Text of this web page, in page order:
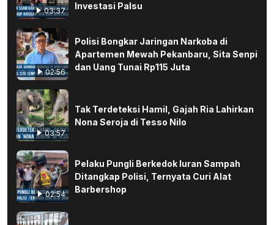
03:37
Investasi Palsu
02:56
Polisi Bongkar Jaringan Narkoba di
Apartemen Mewah Pekanbaru, Sita Senpi
dan Uang Tunai Rp115 Juta
03:57
Tak Terdeteksi Hamil, Gajah Ria Lahirkan
Nona Seroja di Tesso Nilo
02:54
Pelaku Pungli Berkedok Iuran Sampah
Ditangkap Polisi, Ternyata Curi Alat
Barbershop